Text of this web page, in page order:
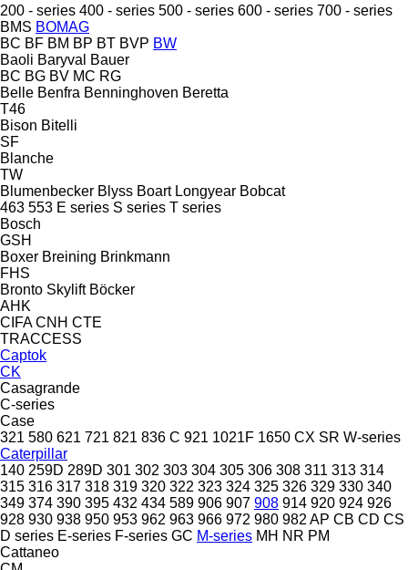
200 - series 400 - series 500 - series 600 - series 700 - series
BMS BOMAG
BC BF BM BP BT BVP BW
Baoli Baryval
Bauer
BC BG BV MC RG
Belle Benfra Benninghoven Beretta
T46
Bison Bitelli
SF
Blanche
TW
Blumenbecker Blyss Boart Longyear Bobcat
463 553 E series S series T series
Bosch
GSH
Boxer Breining Brinkmann
FHS
Bronto Skylift Böcker
AHK
CIFA CNH CTE
TRACCESS
Captok
CK
Casagrande
C-series
Case
321 580 621 721 821 836 C 921 1021F 1650 CX SR W-series
Caterpillar
140 259D 289D 301 302 303 304 305 306 308 311 313 314
315 316 317 318 319 320 322 323 324 325 326 329 330 340
349 374 390 395 432 434 589 906 907 908 914 920 924 926
928 930 938 950 953 962 963 966 972 980 982 AP CB CD CS
D series E-series F-series GC M-series MH NR PM
Cattaneo